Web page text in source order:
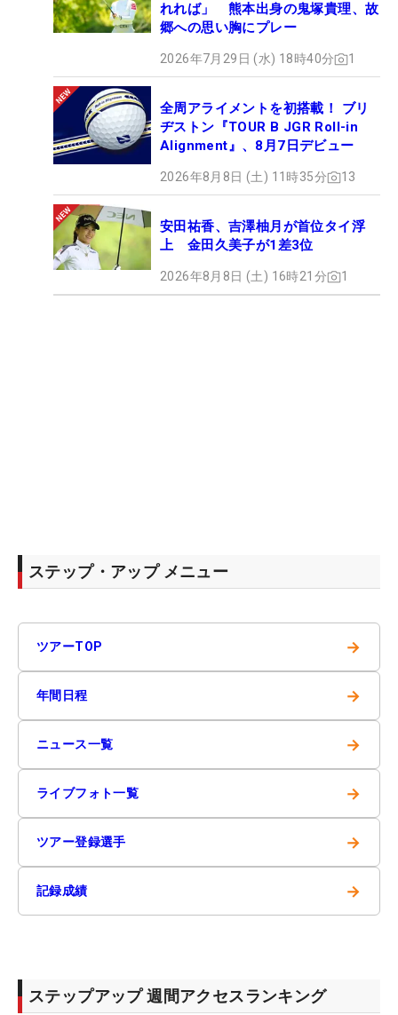
れれば」 熊本出身の鬼塚貴理、故
郷への思い胸にプレー
2026年7月29日 (水) 18時40分 1
全周アライメントを初搭載！ ブリ
ヂストン『TOUR B JGR Roll-in
Alignment』、8月7日デビュー
2026年8月8日 (土) 11時35分 13
安田祐香、吉澤柚月が首位タイ浮
上 金田久美子が1差3位
2026年8月8日 (土) 16時21分 1
ステップ・アップ メニュー
ツアーTOP →
年間日程 →
ニュース一覧 →
ライブフォト一覧 →
ツアー登録選手 →
記録成績 →
ステップアップ 週間アクセスランキング